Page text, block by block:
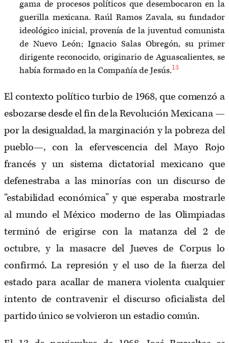
gama de procesos políticos que desembocaron en la
guerilla mexicana. Raúl Ramos Zavala, su fundador
ideológico inicial, provenía de la juventud comunista
de Nuevo León; Ignacio Salas Obregón, su primer
dirigente reconocido, originario de Aguascalientes, se
había formado en la Compañía de Jesús.13
El contexto político turbio de 1968, que comenzó a
esbozarse desde el fin de la Revolución Mexicana —
por la desigualdad, la marginación y la pobreza del
pueblo—, con la efervescencia del Mayo Rojo
francés y un sistema dictatorial mexicano que
defenestraba a las minorías con un discurso de
“estabilidad económica” y que esperaba mostrarle
al mundo el México moderno de las Olimpiadas
terminó de erigirse con la matanza del 2 de
octubre, y la masacre del Jueves de Corpus lo
confirmó. La represión y el uso de la fuerza del
estado para acallar de manera violenta cualquier
intento de contravenir el discurso oficialista del
partido único se volvieron un estadio común.